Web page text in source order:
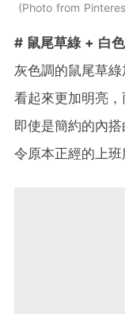
Photo from
# 鼠尾草綠 + 白色
灰色調的鼠尾草
看起來更加明亮，
即使是簡約的內
令原本正經的上班